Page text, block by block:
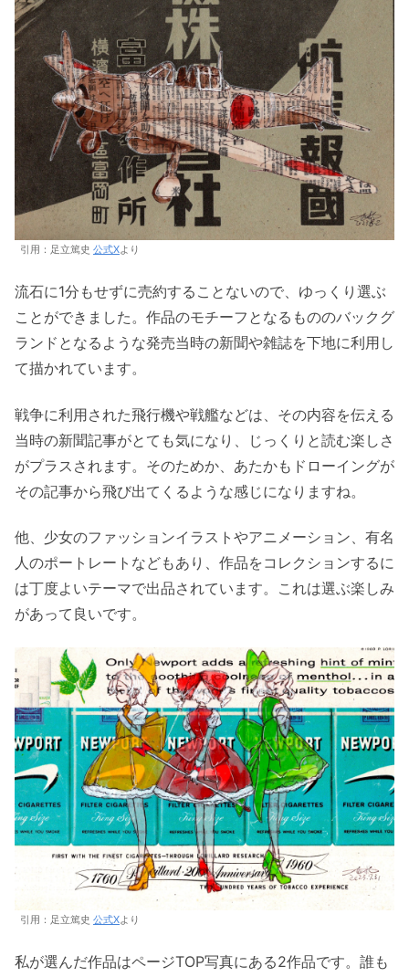
引用：足立篤史 公式Xより
流石に1分もせずに売約することないので、ゆっくり選ぶ
ことができました。作品のモチーフとなるもののバックグ
ランドとなるような発売当時の新聞や雑誌を下地に利用し
て描かれています。
戦争に利用された飛行機や戦艦などは、その内容を伝える
当時の新聞記事がとても気になり、じっくりと読む楽しさ
がプラスされます。そのためか、あたかもドローイングが
その記事から飛び出てくるような感じになりますね。
他、少女のファッションイラストやアニメーション、有名
人のポートレートなどもあり、作品をコレクションするに
は丁度よいテーマで出品されています。これは選ぶ楽しみ
があって良いです。
引用：足立篤史 公式Xより
私が選んだ作品はページTOP写真にある2作品です。誰も